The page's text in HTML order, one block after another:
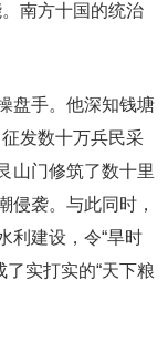
南方十国的统治
盘手。他深知钱塘
发数十万兵民采
山门修筑了数十里
侵袭。与此同时，
利建设，令“旱时
实打实的“天下粮